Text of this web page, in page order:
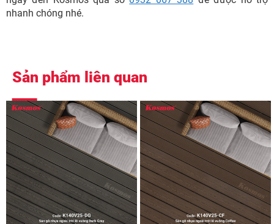
nhanh chóng nhé.
Sản phẩm liên quan